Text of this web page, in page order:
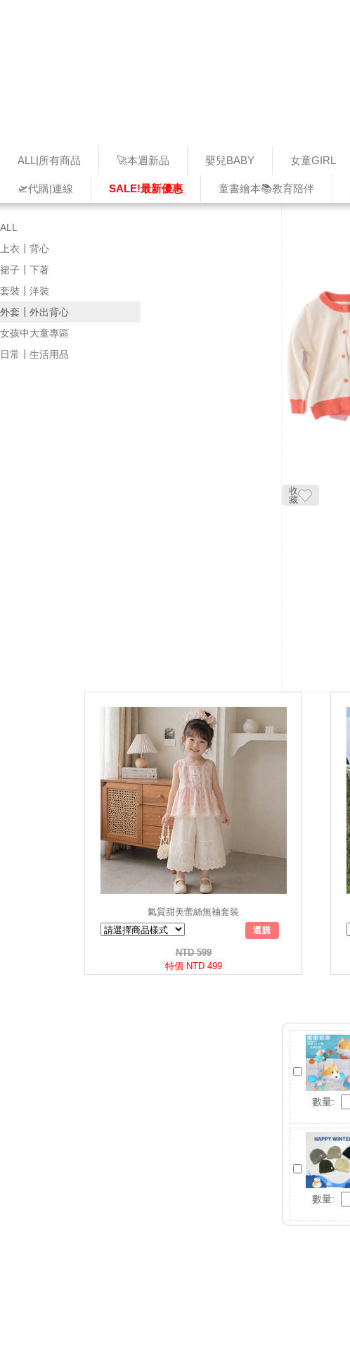
ALL|所有商品 🚀本週新品 嬰兒BABY 女童GIRL
🛫代購|連線 SALE!最新優惠 童書繪本📚教育陪伴
ALL
上衣┃背心
裙子┃下著
套裝┃洋裝
外套┃外出背心
女孩中大童專區
日常┃生活用品
收
藏
數量:
數量: